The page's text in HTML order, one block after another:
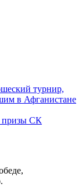
турнир,
в Афганистане
призы СК